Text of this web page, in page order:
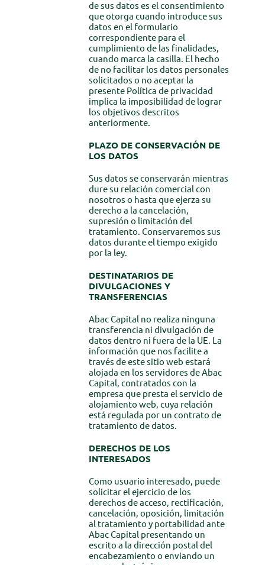
de sus datos es el consentimiento
que otorga cuando introduce sus
datos en el formulario
correspondiente para el
cumplimiento de las finalidades,
cuando marca la casilla. El hecho
de no facilitar los datos personales
solicitados o no aceptar la
presente Política de privacidad
implica la imposibilidad de lograr
los objetivos descritos
anteriormente.
PLAZO DE CONSERVACIÓN DE
LOS DATOS
Sus datos se conservarán mientras
dure su relación comercial con
nosotros o hasta que ejerza su
derecho a la cancelación,
supresión o limitación del
tratamiento. Conservaremos sus
datos durante el tiempo exigido
por la ley.
DESTINATARIOS DE
DIVULGACIONES Y
TRANSFERENCIAS
Abac Capital no realiza ninguna
transferencia ni divulgación de
datos dentro ni fuera de la UE. La
información que nos facilite a
través de este sitio web estará
alojada en los servidores de Abac
Capital, contratados con la
empresa que presta el servicio de
alojamiento web, cuya relación
está regulada por un contrato de
tratamiento de datos.
DERECHOS DE LOS
INTERESADOS
Como usuario interesado, puede
solicitar el ejercicio de los
derechos de acceso, rectificación,
cancelación, oposición, limitación
al tratamiento y portabilidad ante
Abac Capital presentando un
escrito a la dirección postal del
encabezamiento o enviando un